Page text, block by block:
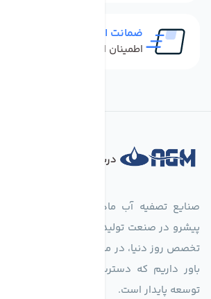
ضمانت اصل بودن کالا
اطمینان از خرید کالای اورجینال
درباره فروشگاه
پیشرو در صنعت تولید تجهیزات تصفیه آب، با
تخصص روز دنیا، در مسیر تأمین آب سالم و
باور داریم که دسترسی به آب پاک، یک
توسعه پایدار است.